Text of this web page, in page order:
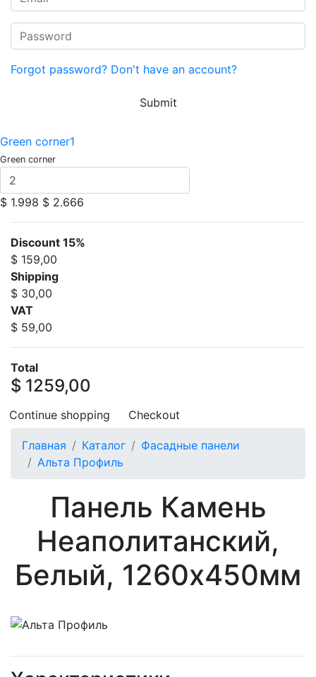
Forgot password? Don't have an account?
Submit
Green corner1
Green corner
$ 1.998 $ 2.666
Discount 15%
$ 159,00
Shipping
$ 30,00
VAT
$ 59,00
Total
$ 1259,00
Continue shopping Checkout
Главная Каталог
Фасадные панели
Альта Профиль
Панель Камень
Неаполитанский,
Белый, 1260х450мм